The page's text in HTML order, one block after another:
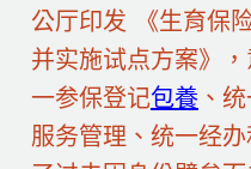
公厅印发 《生育保
并实施试点方案》
一参保登记包養、
服务管理、统一经